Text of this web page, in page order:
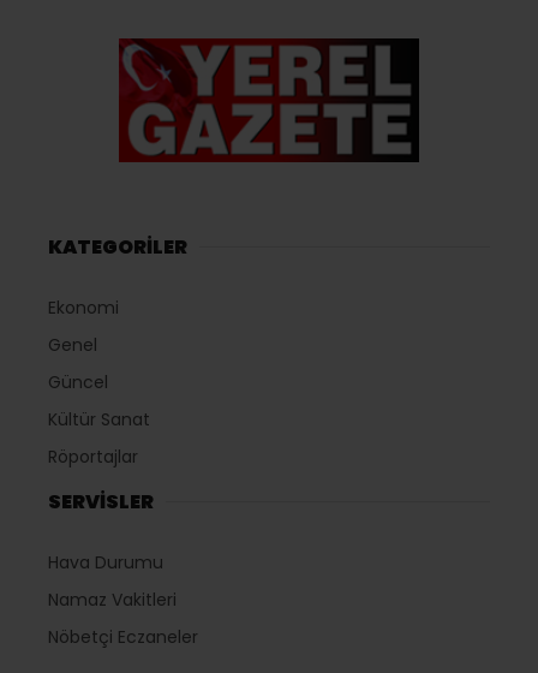
KATEGORİLER
Ekonomi
Genel
Güncel
Kültür Sanat
Röportajlar
SERVİSLER
Hava Durumu
Namaz Vakitleri
Nöbetçi Eczaneler